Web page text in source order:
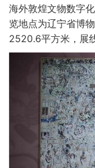
海外敦煌文物数字
览地点为辽宁省博
2520.6平方米，展